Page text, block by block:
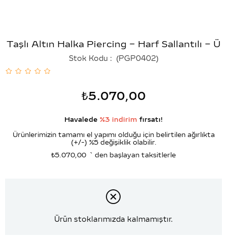
Taşlı Altın Halka Piercing – Harf Sallantılı – Ü
Stok Kodu (PGP0402)
₺5.070,00
Havalede %3 indirim fırsatı!
Ürünlerimizin tamamı el yapımı olduğu için belirtilen ağırlıkta
(+/-) %5 değişiklik olabilir.
₺5.070,00 `den başlayan taksitlerle
Ürün stoklarımızda kalmamıştır.